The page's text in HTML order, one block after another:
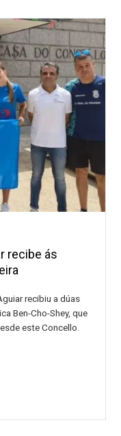
recibe ás
recibiu a dúas
Ben-Cho-Shey, que
este Concello.